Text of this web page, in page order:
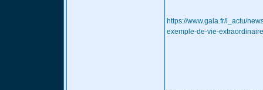
https://www.gala.fr/l_actu/
exemple-de-vie-